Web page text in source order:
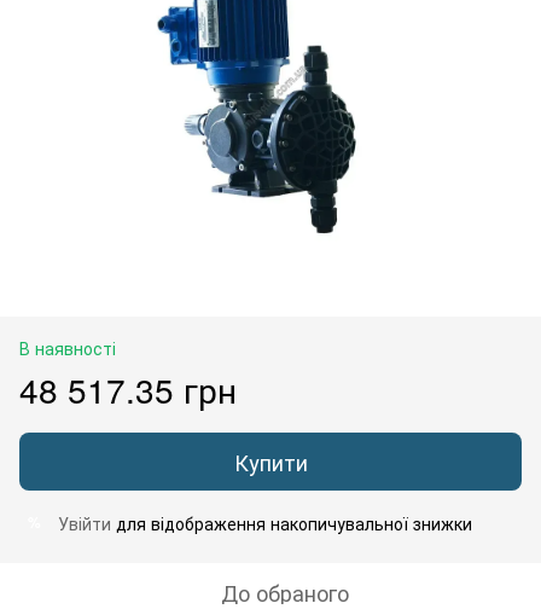
В наявності
48 517.35 грн
Купити
Увійти для відображення накопичувальної знижки
До обраного